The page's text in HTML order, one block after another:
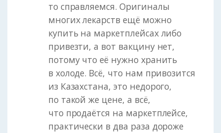
то справляемся. Оригиналы
многих лекарств ещё можно
купить на маркетплейсах либо
привезти, а вот вакцину нет,
потому что её нужно хранить
в холоде. Всё, что нам привозится
из Казахстана, это недорого,
по такой же цене, а всё,
что продаётся на маркетплейсе,
практически в два раза дороже